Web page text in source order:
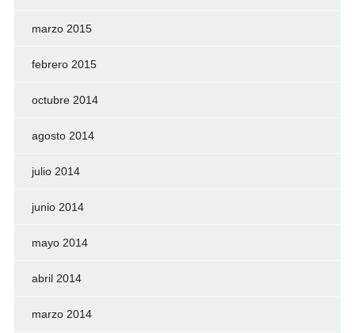
marzo 2015
febrero 2015
octubre 2014
agosto 2014
julio 2014
junio 2014
mayo 2014
abril 2014
marzo 2014